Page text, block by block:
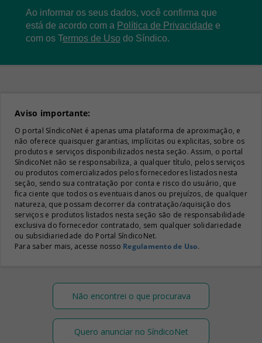
Ao informar os seus dados, você confirma que
está de acordo com a Política de Privacidade e
com os Termos de Uso do Síndico.
Aviso importante:
O portal SíndicoNet é apenas uma plataforma de aproximação, e
não oferece quaisquer garantias, implícitas ou explicitas, sobre os
produtos e serviços disponibilizados nesta seção. Assim, o portal
SíndicoNet não se responsabiliza, a qualquer título, pelos serviços
ou produtos comercializados pelos fornecedores listados nesta
seção, sendo sua contratação por conta e risco do usuário, que
fica ciente que todos os eventuais danos ou prejuízos, de qualquer
natureza, que possam decorrer da contratação/aquisição dos
serviços e produtos listados nesta seção são de responsabilidade
exclusiva do fornecedor contratado, sem qualquer solidariedade
ou subsidiariedade do Portal SíndicoNet.
Para saber mais, acesse nosso Regulamento de Uso.
Não encontrei o que procurava
Quero anunciar no SíndicoNet